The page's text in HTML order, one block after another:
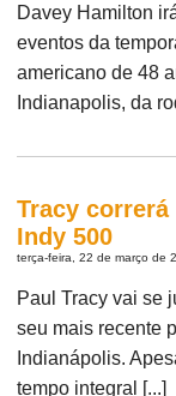
Davey Hamilton
eventos da
americano de 48
Indianapolis, da
Tracy
Indy 500
terça-feira, 22 de março de
Paul Tracy vai se
seu mais recente
Indianápolis.
tempo integral [...]